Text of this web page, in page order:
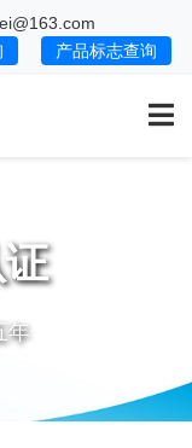
产品标志查询
年